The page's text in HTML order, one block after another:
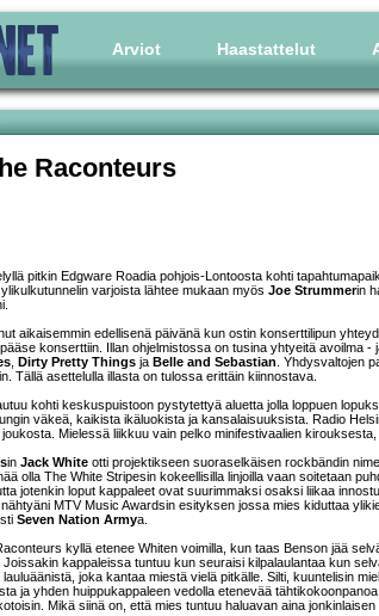
Arviot Haastattelut
Raconteurs
pitkin Edgware Roadia pohjois-Lontoosta kohti
varjoista lähtee mukaan myös Joe Strummerin
aikaisemmin edellisenä päivänä kun ostin konserttilipun
konserttiin. Illan ohjelmistossa on tusina yhtyeitä avoilma
, Dirty Pretty Things ja Belle and Sebastian. Yhdysvaltojen
Tällä asettelulla illasta on tulossa erittäin kiinnostava.
kohti keskuspuistoon pystytettyä aluetta jolla loppuen
väkeä, kaikista ikäluokista ja kansalaisuuksista. Radio
Mielessä liikkuu vain pelko minifestivaalien
in Jack White otti projektikseen suoraselkäisen rockbändin
olla The White Stripesin kokeellisilla linjoilla vaan soitetaan
jotenkin loput kappaleet ovat suurimmaksi osaksi liikaa
MTV Music Awardsin esityksen jossa mies kiduttaa
Seven Nation Armya.
kyllä etenee Whiten voimilla, kun taas Benson jää
kappaleissa tuntuu kun seuraisi kilpalaulantaa kun
joka kantaa miestä vielä pitkälle. Silti, kuuntelisin
ja yhden huippukappaleen vedolla etenevää
Mikä siinä on, että mies tuntuu haluavan aina